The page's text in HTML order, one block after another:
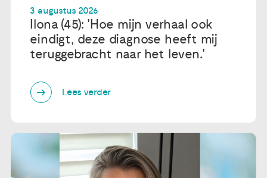
3 augustus 2026
Ilona (45): 'Hoe mijn verhaal ook
eindigt, deze diagnose heeft mij
teruggebracht naar het leven.'
Lees verder